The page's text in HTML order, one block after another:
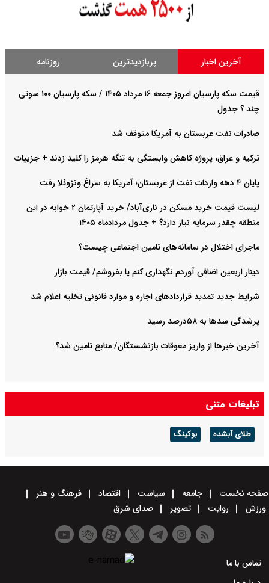
آخرین اخبار پربازدیدترین روزنامه
قیمت سکه پارسیان امروز جمعه ۱۶ مرداد ۱۴۰۵ / سکه پارسیان ۱۰۰ سوتی
چند ؟ جدول
صادرات نفت عربستان به آمریکا متوقف شد
ترکیه و عراق، پروژه کاهش وابستگی به تنگه هرمز را کلید زدند + جزییات
پایان ۴ دهه واردات نفت از عربستان؛ آمریکا به سراغ ونزوئلا رفت
لیست قیمت خرید مسکن در نازی‌آباد/ خرید آپارتمان ۲ خوابه در این
منطقه چقدر سرمایه نیاز دارد؟ + جدول مردادماه ۱۴۰۵
ماجرای اختلال در سامانه‌های تامین اجتماعی چیست؟
دینار اربعین اضافی آوردم نگهداری کنم یا بفروشم/ قیمت بازار
شرایط جدید تمدید قراردادهای اجاره و موارد قانونی تخلیه اعلام شد
پرشدگی سدها به ۵۸درصد رسید
آخرین خبرها از واریز معوقات بازنشستگان/ منابع تامین شد؟
تبلیغات متنی
طلای آبشده بوکینگ
صفحه نخست جامعه سیاست اقتصاد
فرهنگ و هنر
ورزش
روایت تصویر صدای شرق
تماس با ما